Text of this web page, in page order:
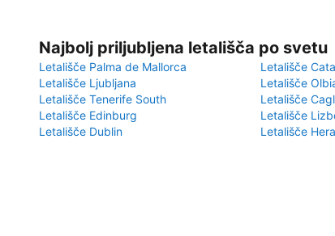
Najbolj priljubljena letališča po svetu
Letališče Palma de Mallorca
Letališče
Letališče Ljubljana
Letališče
Letališče Tenerife South
Letališče
Letališče Edinburg
Letališče
Letališče Dublin
Letališče